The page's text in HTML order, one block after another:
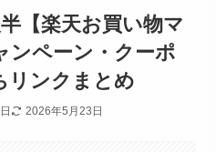
【楽天お買い物マ
ンペーン・クーポ
リンクまとめ
2026年5月23日